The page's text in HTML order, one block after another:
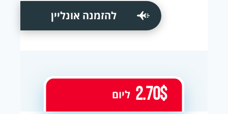
להזמנה אונליין
2.70$ ליום